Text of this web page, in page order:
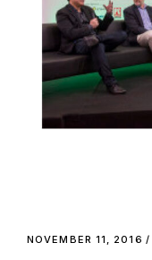
NOVEMBER 11, 2016